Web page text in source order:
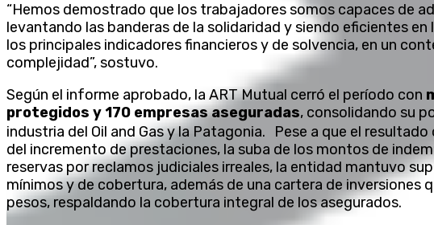
“Hemos demostrado que los trabajadores somos capaces de
levantando las banderas de la solidaridad y siendo eficientes
los principales indicadores financieros y de solvencia, en un
complejidad”, sostuvo.
Según el informe aprobado, la ART Mutual cerró el período con
protegidos y 170 empresas aseguradas, consolidando su
industria del Oil and Gas y la Patagonia. Pese a que el
del incremento de prestaciones, la suba de los montos de
reservas por reclamos judiciales irreales, la entidad mantuvo
mínimos y de cobertura, además de una cartera de inversiones
pesos, respaldando la cobertura integral de los asegurados.